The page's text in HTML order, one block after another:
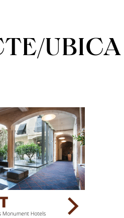
fer?
UBICA